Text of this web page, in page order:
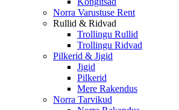
Norra Varustuse Rent
Rullid & Ridvad
Trollingu Rullid
Trollingu Ridvad
Pilkerid & Jigid
Jigid
Pilkerid
Mere Rakendus
Norra Tarvikud